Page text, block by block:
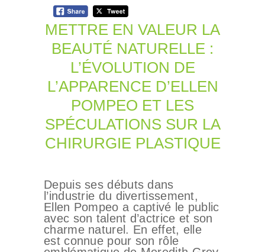
METTRE EN VALEUR LA
BEAUTÉ NATURELLE :
L’ÉVOLUTION DE
L’APPARENCE D’ELLEN
POMPEO ET LES
SPÉCULATIONS SUR LA
CHIRURGIE PLASTIQUE
‍Depuis ses débuts dans
l’industrie du divertissement,
Ellen Pompeo a captivé le public
avec son talent d’actrice et son
charme naturel. En effet, elle
est connue pour son rôle